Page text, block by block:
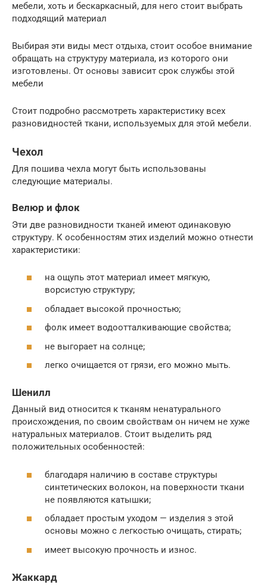
мебели, хоть и бескаркасный, для него стоит выбрать
подходящий материал
Выбирая эти виды мест отдыха, стоит особое внимание
обращать на структуру материала, из которого они
изготовлены. От основы зависит срок службы этой
мебели
Стоит подробно рассмотреть характеристику всех
разновидностей ткани, используемых для этой мебели.
Чехол
Для пошива чехла могут быть использованы
следующие материалы.
Велюр и флок
Эти две разновидности тканей имеют одинаковую
структуру. К особенностям этих изделий можно отнести
характеристики:
на ощупь этот материал имеет мягкую,
ворсистую структуру;
обладает высокой прочностью;
фолк имеет водоотталкивающие свойства;
не выгорает на солнце;
легко очищается от грязи, его можно мыть.
Шенилл
Данный вид относится к тканям ненатурального
происхождения, по своим свойствам он ничем не хуже
натуральных материалов. Стоит выделить ряд
положительных особенностей:
благодаря наличию в составе структуры
синтетических волокон, на поверхности ткани
не появляются катышки;
обладает простым уходом — изделия з этой
основы можно с легкостью очищать, стирать;
имеет высокую прочность и износ.
Жаккард